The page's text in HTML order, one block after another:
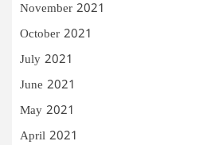
November 2021
October 2021
July 2021
June 2021
May 2021
April 2021